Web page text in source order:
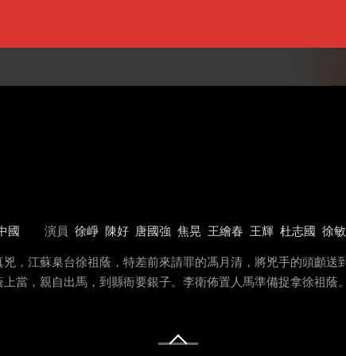
國 演員 徐崢 陳好 唐國強 焦晃 王繪春 王輝 杜志國 徐敏
，江蘇臬台徐祖蔭，特差前來請罪的馮月清，將兇手的頭顱
當，親自出馬，到縣衙要銀子。李衛佈置人馬準備捉拿徐祖